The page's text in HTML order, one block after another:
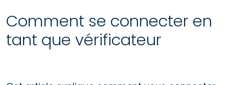
Comment se connecter en
tant que vérificateur